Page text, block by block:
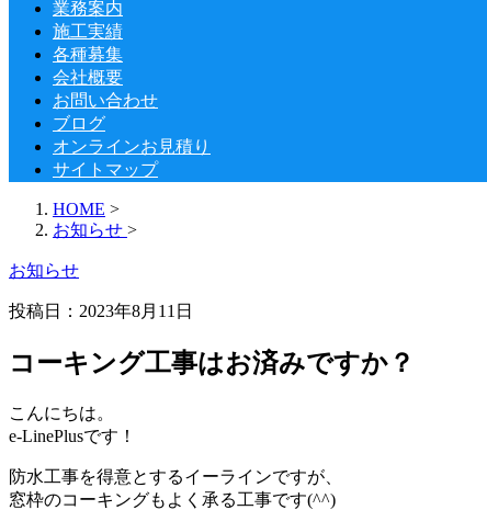
業務案内
施工実績
各種募集
会社概要
お問い合わせ
ブログ
オンラインお見積り
サイトマップ
HOME >
お知らせ >
お知らせ
投稿日：2023年8月11日
コーキング工事はお済みですか？
こんにちは。
e-LinePlusです！
防水工事を得意とするイーラインですが、
窓枠のコーキングもよく承る工事です(^^)